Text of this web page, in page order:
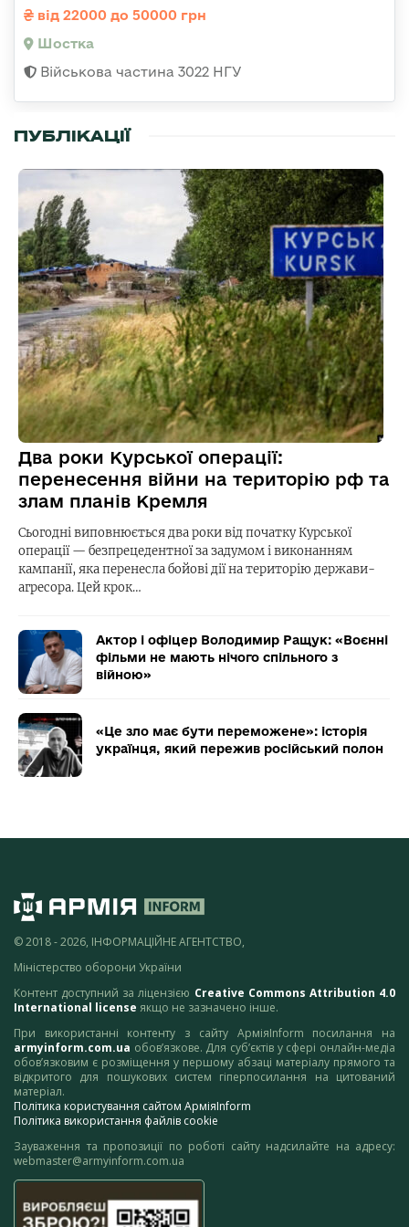
від 22000 до 50000 грн
Шостка
Військова частина 3022 НГУ
ПУБЛІКАЦІЇ
Два роки Курської операції:
перенесення війни на територію рф та
злам планів Кремля
Сьогодні виповнюється два роки від початку Курської
операції — безпрецедентної за задумом і виконанням
кампанії, яка перенесла бойові дії на територію держави-
агресора. Цей крок…
Актор і офіцер Володимир Ращук: «Воєнні
фільми не мають нічого спільного з
війною»
«Це зло має бути переможене»: історія
українця, який пережив російський полон
© 2018 - 2026, ІНФОРМАЦІЙНЕ АГЕНТСТВО,
Міністерство оборони України
Контент доступний за ліцензією Creative Commons Attribution 4.0
International license якщо не зазначено інше.
При використанні контенту з сайту АрміяInform посилання на
armyinform.com.ua обов’язкове. Для суб’єктів у сфері онлайн-медіа
обов’язковим є розміщення у першому абзаці матеріалу прямого та
відкритого для пошукових систем гіперпосилання на цитований
матеріал.
Політика користування сайтом АрміяInform
Політика використання файлів cookie
Зауваження та пропозиції по роботі сайту надсилайте на адресу:
webmaster@armyinform.com.ua